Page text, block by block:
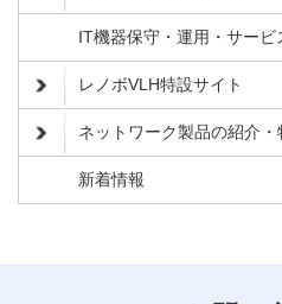
IT機器保守・運用・サービ
レノボVLH特設サイト
ネットワーク製品の紹介・
新着情報